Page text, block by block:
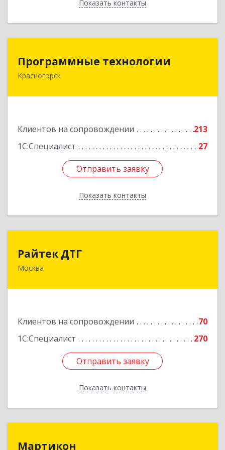
Показать контакты
Назад
Программные технологии
Красногорск
Клиентов на сопровождении
213
1С:Специалист
27
Отправить заявку
Показать контакты
143408, Московская обл, Красногорский р-н,
Отправить заявку
Назад
Райтек ДТГ
Москва
Клиентов на сопровождении
70
1С:Специалист
270
Отправить заявку
Показать контакты
123112, Москва г, вн.тер.г. муниципальный
Подробнее
Отправить заявку
Назад
Мартикон